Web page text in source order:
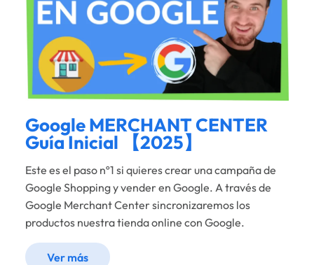
Google MERCHANT CENTER
Guía Inicial 【2025】
Este es el paso nº1 si quieres crear una campaña de
Google Shopping y vender en Google. A través de
Google Merchant Center sincronizaremos los
productos nuestra tienda online con Google.
Ver más